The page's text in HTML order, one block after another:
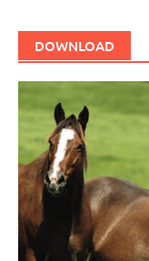
DOWNLOAD